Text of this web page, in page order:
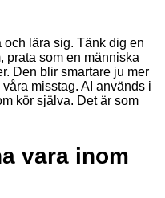
och lära sig. Tänk dig en
prata som en människa
Den blir smartare ju mer
misstag. AI används i
kör själva. Det är som
vara inom